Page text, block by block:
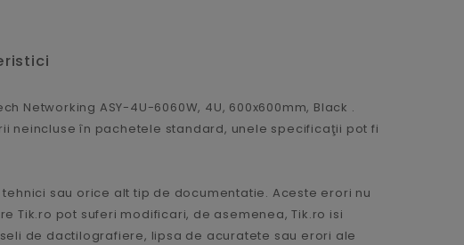
ASY-4U-6060W, 4U, 600x600mm, Black .
neincluse în pachetele standard, unele specificaţii pot fi
sau orice alt tip de documentatie. Aceste erori nu
Tik.ro pot suferi modificari, de asemenea, Tik.ro isi
de dactilografiere, lipsa de acuratete sau erori ale